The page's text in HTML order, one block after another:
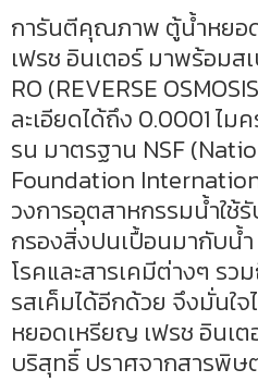
การันตีคุณภาพ ตู้น้ำหยอ
เฟรช อินเตอร์มาพร้อมส
RO (REVERSE
ละเอียดได้ถึง 0.0001 ไม
รน มาตรฐาน NSF
Foundation
วงการอุตสาหกรรมน้ำใ
กรองสิ่งปนเปื้อนมากับน้
โรคและสารเคมีต่างๆ ร
รสเค็มได้อีกด้วย จึงมั่นใ
หยอดเหรียญ เฟรช อินเต
บริสุทธิ์ ปราศจากสารพิษ